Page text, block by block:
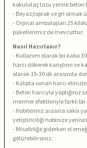
kokulutaş tozu yerine beton
- Beyaz,toprak ve gri olmak
- Orjinal ambalajları 25
paketlerimiz de mevcuttur.
Nasıl Hazırlanır?
- Kullanım olarak bir kaba
harcı dökerek karıştırın ve
olarak 15-30 dk arasında
- Kalıpta ısınan harcı
- Beton harcıyla yaptığınız
mermer efektleriyle farklı
- Hobileriniz arasına saksı
yetiştiriciliği hobinize
- Misafirliğe giderken el
götürebilirsiniz.